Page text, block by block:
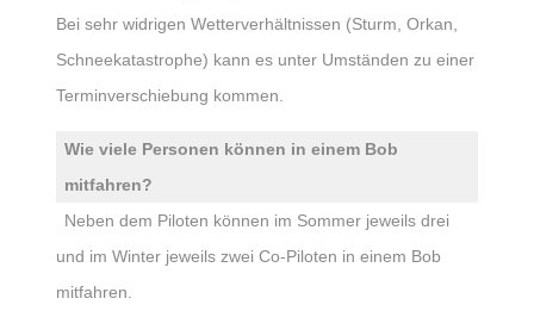
Bei sehr widrigen Wetterverhältnissen (Sturm, Orkan,
Schneekatastrophe) kann es unter Umständen zu einer
Terminverschiebung kommen.
Wie viele Personen können in einem Bob
mitfahren?
Neben dem Piloten können im Sommer jeweils drei
und im Winter jeweils zwei Co-Piloten in einem Bob
mitfahren.